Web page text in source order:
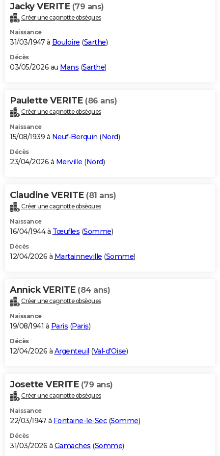
Jacky VERITE (79 ans)
Créer une cagnotte obsèques
Naissance
31/03/1947 à Bouloire (Sarthe)
Décès
03/05/2026 au Mans (Sarthe)
Paulette VERITE (86 ans)
Créer une cagnotte obsèques
Naissance
15/08/1939 à Neuf-Berquin (Nord)
Décès
23/04/2026 à Merville (Nord)
Claudine VERITE (81 ans)
Créer une cagnotte obsèques
Naissance
16/04/1944 à Tœufles (Somme)
Décès
12/04/2026 à Martainneville (Somme)
Annick VERITE (84 ans)
Créer une cagnotte obsèques
Naissance
19/08/1941 à Paris (Paris)
Décès
12/04/2026 à Argenteuil (Val-d'Oise)
Josette VERITE (79 ans)
Créer une cagnotte obsèques
Naissance
22/03/1947 à Fontaine-le-Sec(Somme)
Décès
31/03/2026 à Gamaches (Somme)